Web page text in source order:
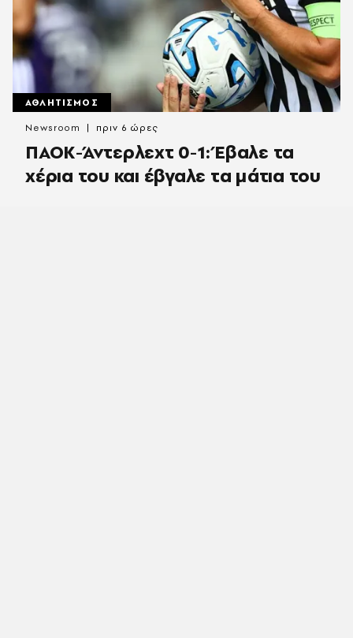
ΑΘΛΗΤΙΣΜΟΣ
ΠΑΟΚ-Άντερλεχτ 0-1: Έβαλε τα
χέρια του και έβγαλε τα μάτια του
Newsroom πριν 6 ώρες